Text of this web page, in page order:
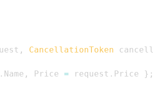
, CancellationToken
. Name , Price = request . Price } ;